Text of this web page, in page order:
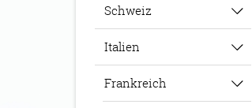
Schweiz
Italien
Frankreich